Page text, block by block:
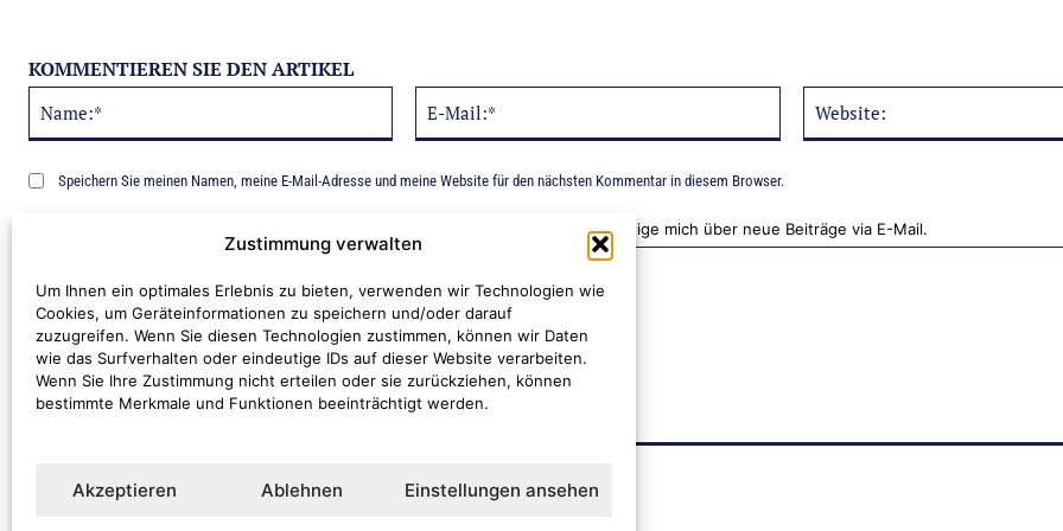
Zustimmung verwalten
Um Ihnen ein optimales Erlebnis zu bieten, verwenden wir Technologien wie
Cookies, um Geräteinformationen zu speichern und/oder darauf
zuzugreifen. Wenn Sie diesen Technologien zustimmen, können wir Daten
wie das Surfverhalten oder eindeutige IDs auf dieser Website verarbeiten.
Wenn Sie Ihre Zustimmung nicht erteilen oder sie zurückziehen, können
bestimmte Merkmale und Funktionen beeinträchtigt werden.
Akzeptieren Ablehnen Einstellungen ansehen
KOMMENTIEREN SIE DEN ARTIKEL
Mail:*
Speichern Sie meinen Namen, meine E-Mail-Adresse und meine Website für den nächsten Kommentar in diesem Browser.
Benachrichtige mich über neue Beiträge via E-Mail.